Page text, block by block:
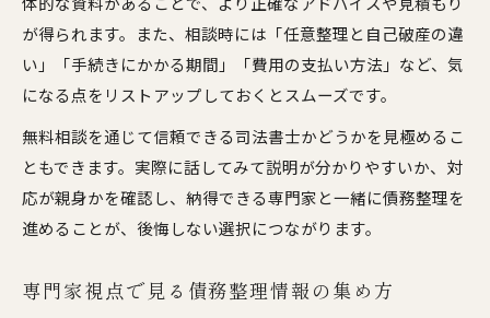
が得られます。また、相談時には「任意整理と自己破産の違
い」「手続きにかかる期間」「費用の支払い方法」など、気
になる点をリストアップしておくとスムーズです。
無料相談を通じて信頼できる司法書士かどうかを見極めるこ
ともできます。実際に話してみて説明が分かりやすいか、対
応が親身かを確認し、納得できる専門家と一緒に債務整理を
進めることが、後悔しない選択につながります。
専門家視点で見る債務整理情報の集め方